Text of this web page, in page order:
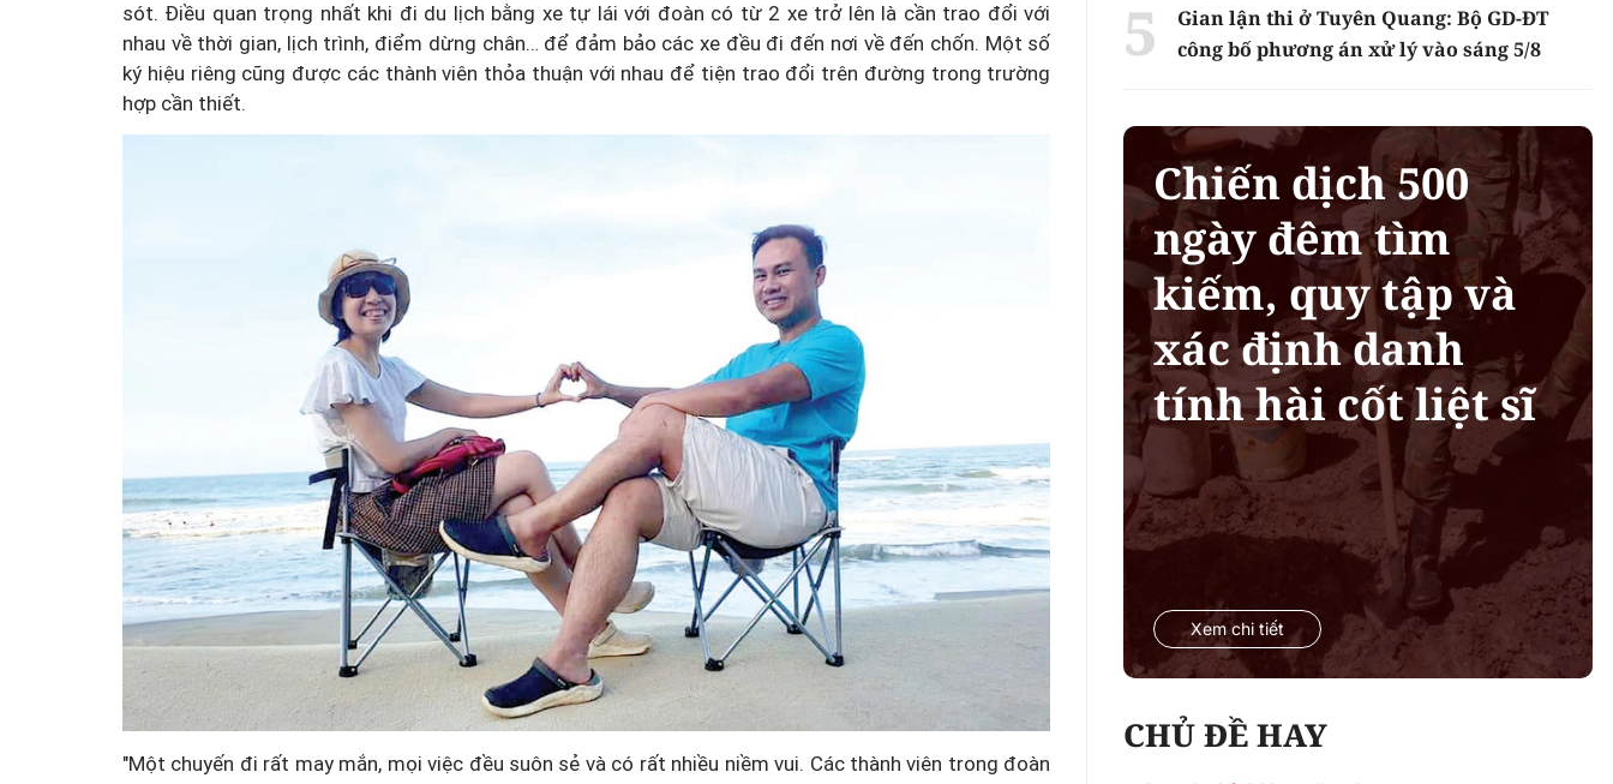
sót. Điều quan trọng nhất khi đi du lịch bằng xe tự lái với đoàn có từ 2 xe trở lên là cần trao đổi với
nhau về thời gian, lịch trình, điểm dừng chân… để đảm bảo các xe đều đi đến nơi về đến chốn. Một số
ký hiệu riêng cũng được các thành viên thỏa thuận với nhau để tiện trao đổi trên đường trong trường
hợp cần thiết.
"Một chuyến đi rất may mắn, mọi việc đều suôn sẻ và có rất nhiều niềm vui. Các thành viên trong đoàn
Gian lận thi ở Tuyên Quang: Bộ GD-ĐT
công bố phương án xử lý vào sáng 5/8
Chiến dịch 500
ngày đêm tìm
kiếm, quy tập và
xác định danh
tính hài cốt liệt sĩ
Xem chi tiết
CHỦ ĐỀ HAY